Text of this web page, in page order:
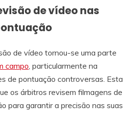
de vídeo nas
de vídeo tornou-se uma parte
campo, particularmente na
de pontuação controversas. Esta
os árbitros revisem filmagens de
para garantir a precisão nas suas